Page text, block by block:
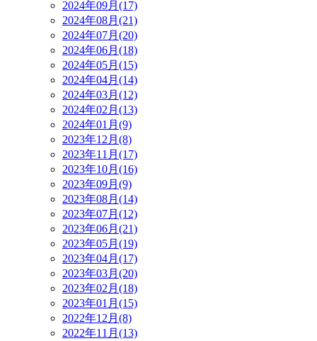
2024年09月(17)
2024年08月(21)
2024年07月(20)
2024年06月(18)
2024年05月(15)
2024年04月(14)
2024年03月(12)
2024年02月(13)
2024年01月(9)
2023年12月(8)
2023年11月(17)
2023年10月(16)
2023年09月(9)
2023年08月(14)
2023年07月(12)
2023年06月(21)
2023年05月(19)
2023年04月(17)
2023年03月(20)
2023年02月(18)
2023年01月(15)
2022年12月(8)
2022年11月(13)